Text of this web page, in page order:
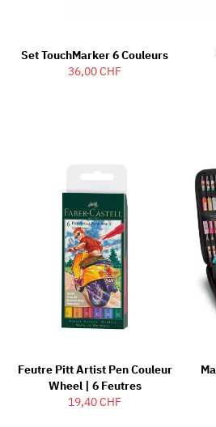
Set TouchMarker 6 Couleurs
36,00 CHF
Feutre Pitt Artist Pen Couleur
Wheel | 6 Feutres
19,40 CHF